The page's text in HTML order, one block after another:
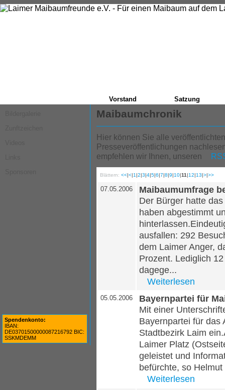
Vorstand
Satzung
Spendenkonto:
IBAN:
DE03701500000087216792 BIC:
SSKMDEMM
Maibaumchronik
Hier können Sie alle
Presseveröffentlichungen
empfehlen wir Ihnen, unseren
Blättern: <<|<|1 |2|3|4|5|6|7|8|9|10|11 |12|13|>|>>
07.05.2006
Maibaumumfrage
Der Bürger hatte
haben abgestimmt
ausfallen: 292
dem Laimer Anger,
Prozent. Lediglich
dagege...
Weiterlesen
05.05.2006
Bayernpartei für
Mit einer
Bayernpartei für das
Stadtbezirk Laim
Laimer Platz
geleistet und
befürchte, so
Weiterlesen